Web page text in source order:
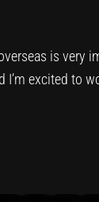
is very
I’m excited to